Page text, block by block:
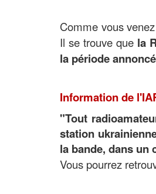
Comme vous
Il se trouve que la
la période
Information de
"Tout
station
la bande, dans un
Vous pourrez